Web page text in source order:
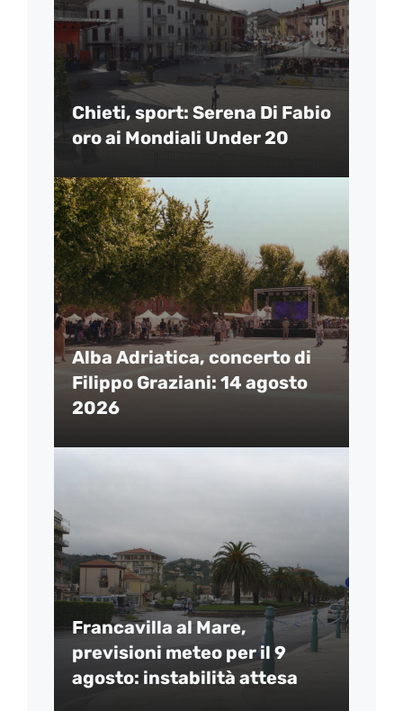
Chieti, sport: Serena Di Fabio
oro ai Mondiali Under 20
Alba Adriatica, concerto di
Filippo Graziani: 14 agosto
2026
Francavilla al Mare,
previsioni meteo per il 9
agosto: instabilità attesa